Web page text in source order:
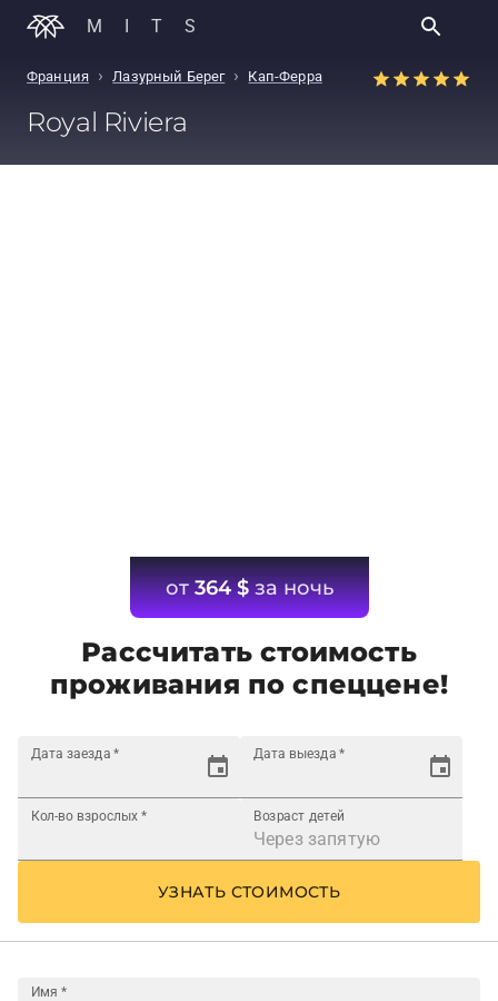
MITS
Франция › Лазурный Берег › Кап-Ферра
Royal Riviera
от364 $за ночь
Рассчитать стоимость
проживания по спеццене!
Дата заезда * Дата выезда *
Кол-во взрослых * Возраст детей
УЗНАТЬ СТОИМОСТЬ
Имя *